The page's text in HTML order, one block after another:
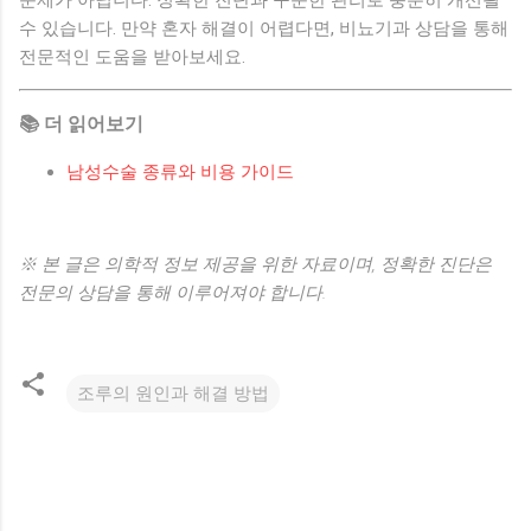
수 있습니다. 만약 혼자 해결이 어렵다면, 비뇨기과 상담을 통해
전문적인 도움을 받아보세요.
📚 더 읽어보기
남성수술 종류와 비용 가이드
※ 본 글은 의학적 정보 제공을 위한 자료이며, 정확한 진단은
전문의 상담을 통해 이루어져야 합니다.
조루의 원인과 해결 방법